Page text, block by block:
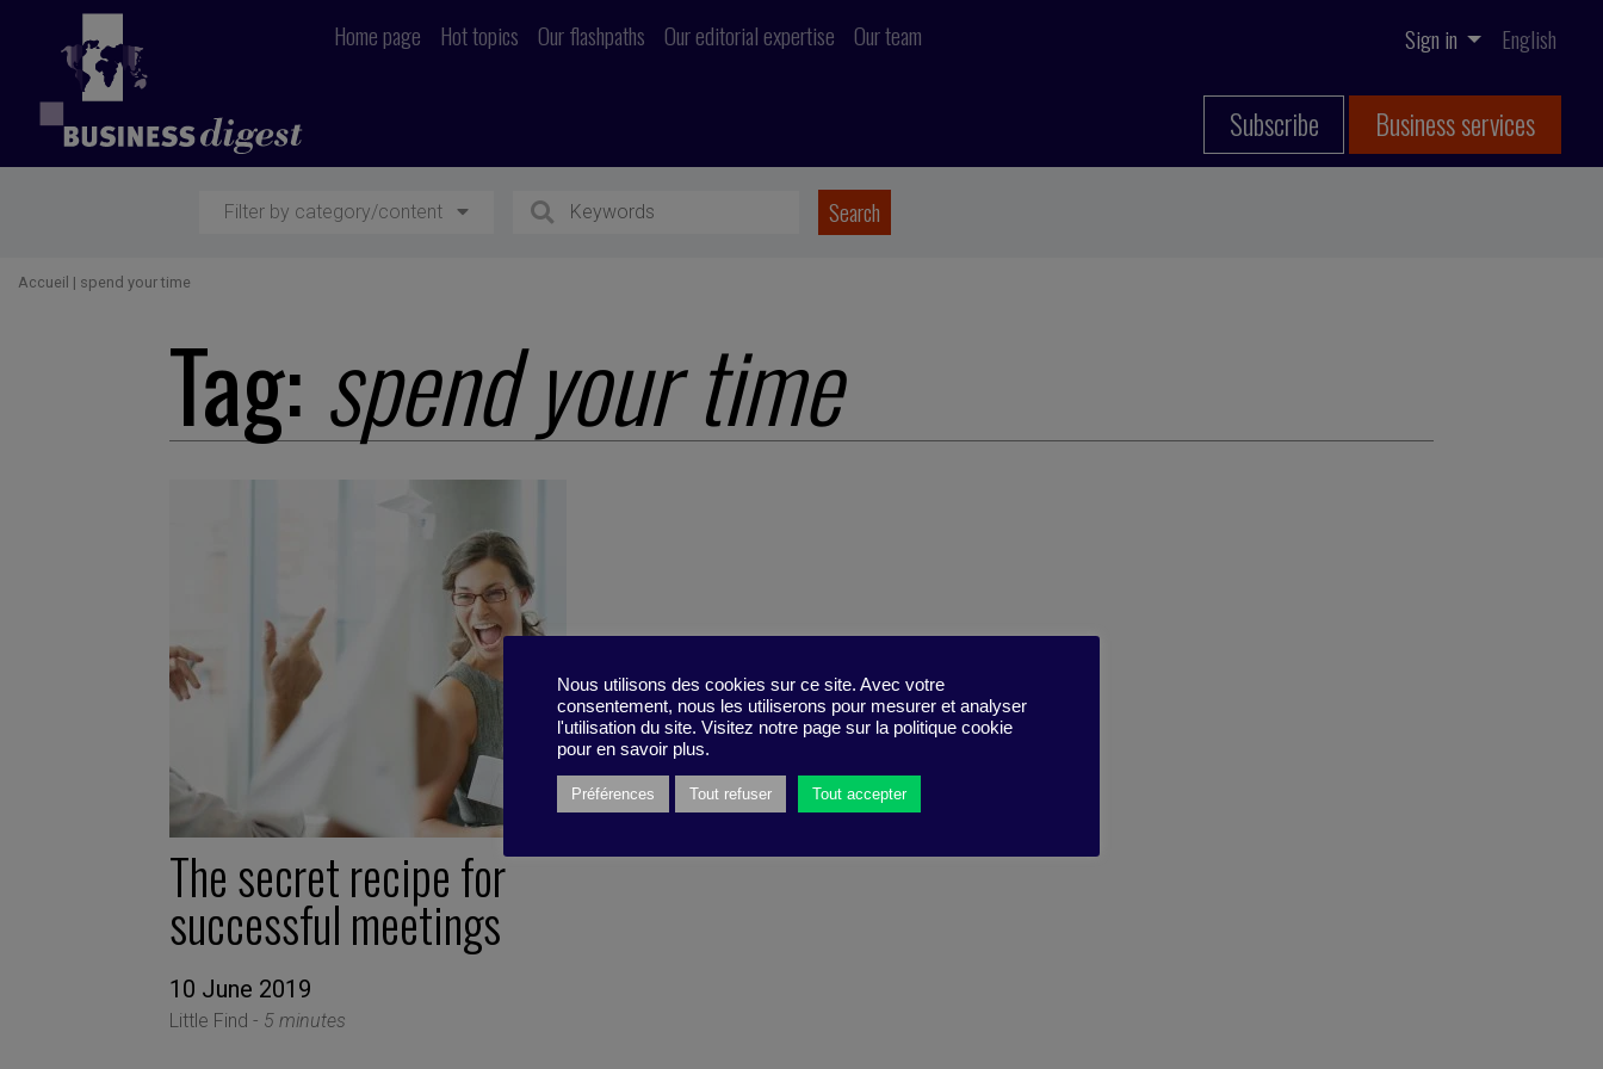
Home page Hot topics Our flashpaths Our editorial expertise Our team Sign in English
Subscribe Business services
Filter by category/content
Accueil | spend your time
Tag: spend your time
The secret recipe for
successful meetings
10 June 2019
Little Find - 5 minutes
Nous utilisons des cookies sur ce site. Avec votre
consentement, nous les utiliserons pour mesurer et analyser
l'utilisation du site. Visitez notre page sur la politique cookie
pour en savoir plus.
Préférences Tout refuser Tout accepter